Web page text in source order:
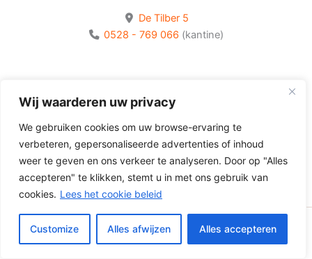
Wij waarderen uw privacy
We gebruiken cookies om uw browse-ervaring te
verbeteren, gepersonaliseerde advertenties of inhoud
weer te geven en ons verkeer te analyseren. Door op "Alles
accepteren" te klikken, stemt u in met ons gebruik van
cookies. Lees het cookie beleid
Customize Alles afwijzen Alles accepteren
De Tilber 5
0528 - 769 066 (kantine)
Volg Olhaco op Facebook
Volg Olhaco op Instagram
Volg Olhaco op Youtube
Copyright © 2026 Volleybalvereniging Olhaco